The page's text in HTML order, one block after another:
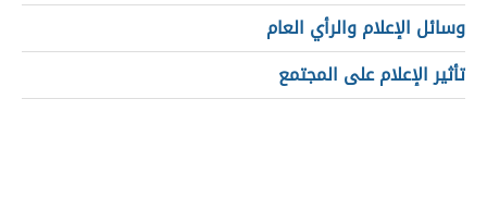
وسائل الإعلام والرأي العام
تأثير الإعلام على المجتمع